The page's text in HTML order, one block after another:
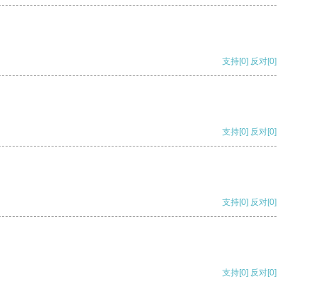
支持[0] 反对[0]
支持[0] 反对[0]
支持[0] 反对[0]
支持[0] 反对[0]